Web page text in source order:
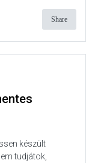
Share
készült
tudjátok,